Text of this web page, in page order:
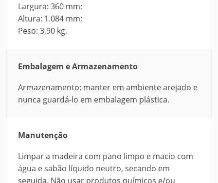
Largura: 360 mm;
Altura: 1.084 mm;
Peso: 3,90 kg.
Embalagem e Armazenamento
Armazenamento: manter em ambiente arejado e
nunca guardá-lo em embalagem plástica.
Manutenção
Limpar a madeira com pano limpo e macio com
água e sabão líquido neutro, secando em
seguida. Não usar produtos químicos e/ou